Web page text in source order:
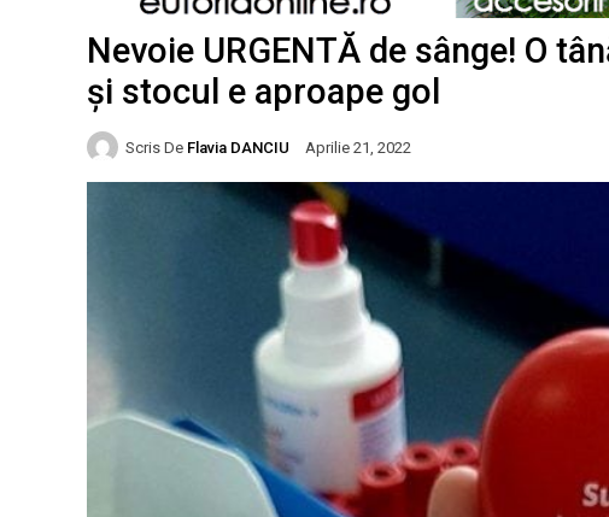
Nevoie URGENTĂ de sânge! O
și stocul e aproape gol
Scris De Flavia DANCIU Aprilie 21, 2022